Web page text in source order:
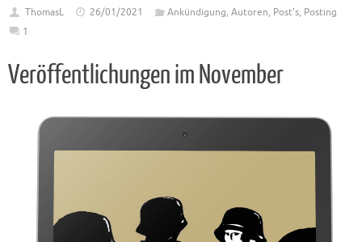
ThomasL 26/01/2021 Ankündigung, Autoren, Post's, Posting
1
Veröffentlichungen im November